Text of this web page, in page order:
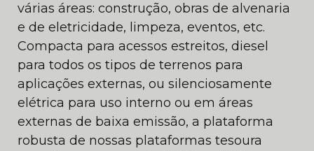
várias áreas: construção, obras de alvenaria
e de eletricidade, limpeza, eventos, etc.
Compacta para acessos estreitos, diesel
para todos os tipos de terrenos para
aplicações externas, ou silenciosamente
elétrica para uso interno ou em áreas
externas de baixa emissão, a plataforma
robusta de nossas plataformas tesoura